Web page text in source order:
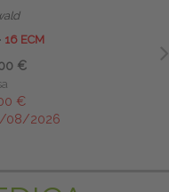
∙ 16 ECM
€
€
08/2026